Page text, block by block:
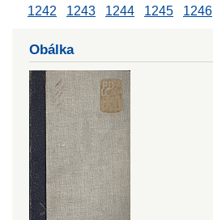
1242
1243 1244 1245 1246
Obálka